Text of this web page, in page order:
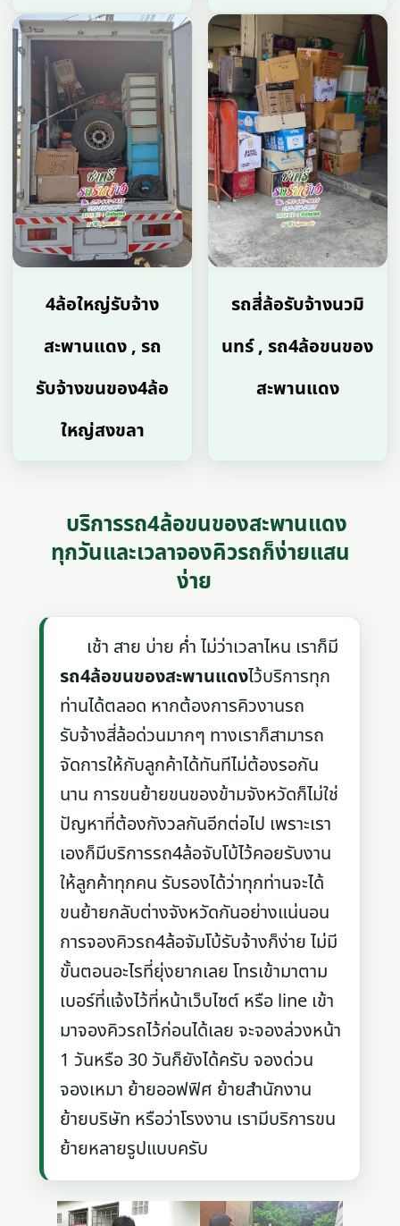
4ล้อใหญ่รับจ้าง
สะพานแดง , รถ
รับจ้างขนของ4ล้อ
ใหญ่สงขลา
รถสี่ล้อรับจ้างนวมิ
นทร์ , รถ4ล้อขนของ
สะพานแดง
บริการรถ4ล้อขนของสะพานแดง
ทุกวันและเวลาจองคิวรถก็ง่ายแสน
ง่าย
เช้า สาย บ่าย ค่ำ ไม่ว่าเวลาไหน เราก็มี
รถ4ล้อขนของสะพานแดงไว้บริการทุก
ท่านได้ตลอด หากต้องการคิวงานรถ
รับจ้างสี่ล้อด่วนมากๆ ทางเราก็สามารถ
จัดการให้กับลูกค้าได้ทันทีไม่ต้องรอกัน
นาน การขนย้ายขนของข้ามจังหวัดก็ไม่ใช่
ปัญหาที่ต้องกังวลกันอีกต่อไป เพราะเรา
เองก็มีบริการรถ4ล้อจับโบ้ไว้คอยรับงาน
ให้ลูกค้าทุกคน รับรองได้ว่าทุกท่านจะได้
ขนย้ายกลับต่างจังหวัดกันอย่างแน่นอน
การจองคิวรถ4ล้อจัมโบ้รับจ้างก็ง่าย ไม่มี
ขั้นตอนอะไรที่ยุ่งยากเลย โทรเข้ามาตาม
เบอร์ที่แจ้งไว้ที่หน้าเว็บไซต์ หรือ line เข้า
มาจองคิวรถไว้ก่อนได้เลย จะจองล่วงหน้า
1 วันหรือ 30 วันก็ยังได้ครับ จองด่วน
จองเหมา ย้ายออฟฟิศ ย้ายสำนักงาน
ย้ายบริษัท หรือว่าโรงงาน เรามีบริการขน
ย้ายหลายรูปแบบครับ